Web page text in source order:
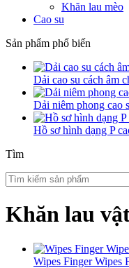
Khăn lau mèo
Cao su
Sản phẩm phổ biến
Dải cao su cách âm
Dải niêm phong cao
Hồ sơ hình dạng P
Tìm
Khăn lau
Wipes Finger Wipes